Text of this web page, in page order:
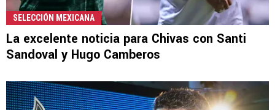
SELECCIÓN MEXICANA
La excelente noticia para Chivas con Santi
Sandoval y Hugo Camberos